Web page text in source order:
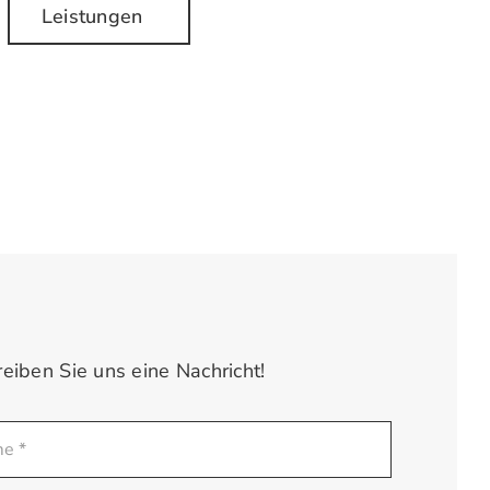
Leistungen
Sie uns eine Nachricht!